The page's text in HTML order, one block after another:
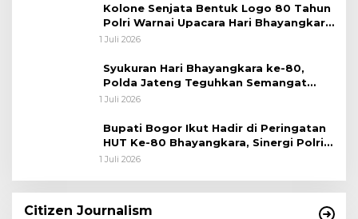
Kolone Senjata Bentuk Logo 80 Tahun
Polri Warnai Upacara Hari Bhayangkara
ke-80
1 Juli 2026
Syukuran Hari Bhayangkara ke-80,
Polda Jateng Teguhkan Semangat
Pengabdian dan Pererat Kebersamaan
1 Juli 2026
Bupati Bogor Ikut Hadir di Peringatan
HUT Ke-80 Bhayangkara, Sinergi Polri
dan Pemkab Bogor Jadi Kunci Menjaga
1 Juli 2026
Citizen Journalism